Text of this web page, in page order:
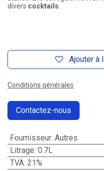
divers cocktails
Ajouter à
Conditions générales
Contactez-nous
Fournisseur: Autres
Litrage: 0.7L
TVA: 21%